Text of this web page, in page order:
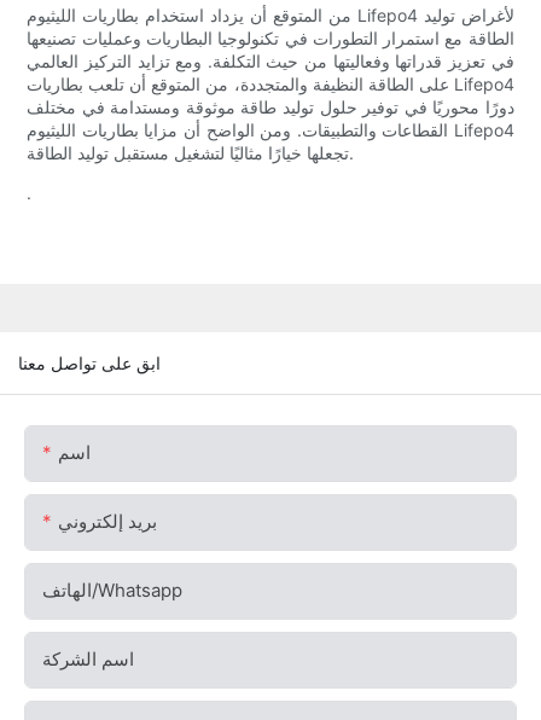
من المتوقع أن يزداد استخدام بطاريات الليثيوم Lifepo4 لأغراض توليد
الطاقة مع استمرار التطورات في تكنولوجيا البطاريات وعمليات تصنيعها
في تعزيز قدراتها وفعاليتها من حيث التكلفة. ومع تزايد التركيز العالمي
على الطاقة النظيفة والمتجددة، من المتوقع أن تلعب بطاريات Lifepo4
دورًا محوريًا في توفير حلول توليد طاقة موثوقة ومستدامة في مختلف
القطاعات والتطبيقات. ومن الواضح أن مزايا بطاريات الليثيوم Lifepo4
تجعلها خيارًا مثاليًا لتشغيل مستقبل توليد الطاقة.
.
ابق على تواصل معنا
اسم
بريد إلكتروني
الهاتف/whatsapp
اسم الشركة